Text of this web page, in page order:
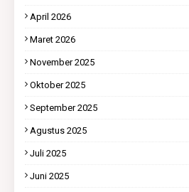
April 2026
Maret 2026
November 2025
Oktober 2025
September 2025
Agustus 2025
Juli 2025
Juni 2025